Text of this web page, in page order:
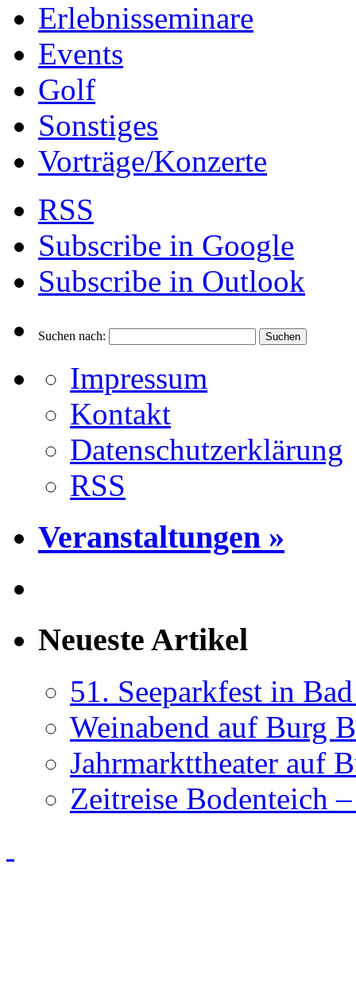
Erlebnisseminare
Events
Golf
Sonstiges
Vorträge/Konzerte
RSS
Subscribe in Google
Subscribe in Outlook
Suchen nach:
Impressum
Kontakt
Datenschutzerklärung
RSS
Veranstaltungen »
Neueste Artikel
51. Seeparkfest in
Weinabend auf Burg
Jahrmarkttheater auf
Zeitreise Bodenteich